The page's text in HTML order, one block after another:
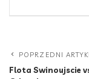
POPRZEDNI
Flota Swinoujscie